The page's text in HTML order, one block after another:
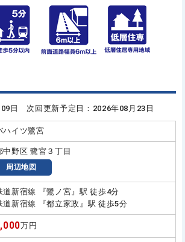
日 次回更新予定日：2026年08月23日
ハイツ鷺宮
中野区 鷺宮３丁目
周辺地図
道新宿線 『鷺ノ宮』駅 徒歩4分
道新宿線 『都立家政』駅 徒歩5分
万円